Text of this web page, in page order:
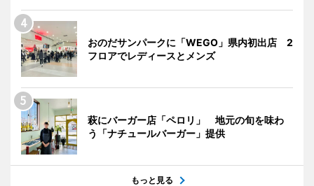
おのだサンパークに「WEGO」県内初出店 2
フロアでレディースとメンズ
萩にバーガー店「ペロリ」 地元の旬を味わ
う「ナチュールバーガー」提供
もっと見る